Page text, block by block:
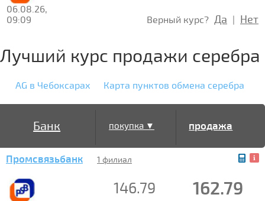
06.08.26,
09:09
Верный курс? Да | Нет
Лучший курс продажи серебра
AG в Чебоксарах Карта пунктов обмена серебра
Банк покупка ▼ продажа
Промсвязьбанк 1 филиал
146.79 162.79